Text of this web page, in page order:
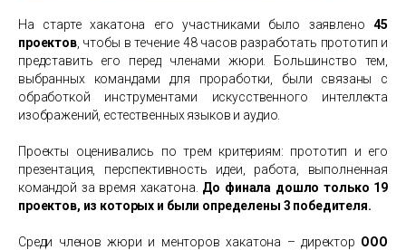
На старте хакатона его участниками было заявлено45
проектов, чтобы в течение 48 часов разработать прототип и
представить его перед членами жюри. Большинство тем,
выбранных командами для проработки, были связаны с
обработкой инструментами искусственного интеллекта
изображений, естественных языков и аудио.
Проекты оценивались по трем критериям: прототип и его
презентация, перспективность идеи, работа, выполненная
командой за время хакатона. До финала дошло только 19
проектов, из которых и были определены 3 победителя.
Среди членов жюри и менторов хакатона – директор ООО